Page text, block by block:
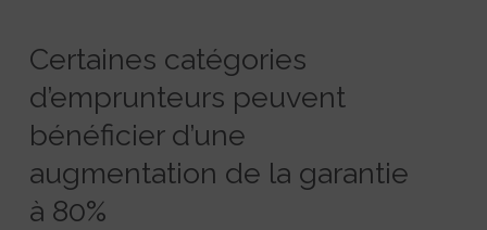
Certaines catégories
d’emprunteurs peuvent
bénéficier d’une
augmentation de la garantie
à 80%